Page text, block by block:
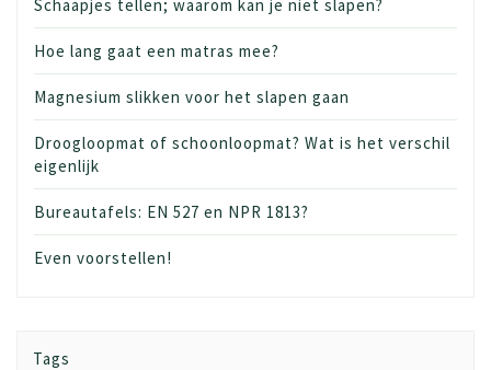
Schaapjes tellen; waarom kan je niet slapen?
Hoe lang gaat een matras mee?
Magnesium slikken voor het slapen gaan
Droogloopmat of schoonloopmat? Wat is het verschil
eigenlijk
Bureautafels: EN 527 en NPR 1813?
Even voorstellen!
Tags